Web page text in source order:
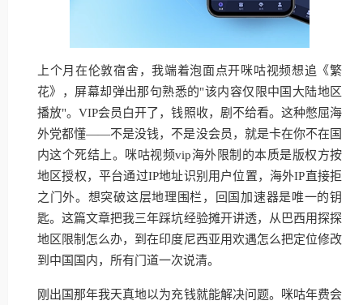
上个月在伦敦宿舍，我端着泡面点开咪咕视频想追《繁
花》，屏幕却弹出那句熟悉的"该内容仅限中国大陆地区
播放"。VIP会员白开了，钱照收，剧不给看。这种憋屈海
外党都懂——不是没钱，不是没会员，就是卡在你不在国
内这个死结上。咪咕视频vip海外限制的本质是版权方按
地区授权，平台通过IP地址识别用户位置，海外IP直接拒
之门外。想突破这层地理围栏，回国加速器是唯一的钥
匙。这篇文章把我三年踩坑经验摊开讲透，从巴西用探探
地区限制怎么办，到在印度尼西亚用欢遇怎么把定位修改
到中国国内，所有门道一次说清。
刚出国那年我天真地以为充钱就能解决问题。咪咕年费会